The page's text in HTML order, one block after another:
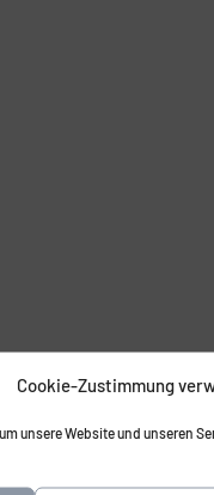
Cookie-Zustimmung
unsere Website und unseren